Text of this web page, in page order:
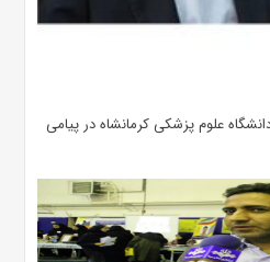
علوم پزشکی کرمانشاه در پیامی